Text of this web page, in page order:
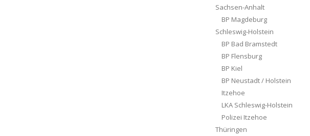
Sachsen-Anhalt
BP Magdeburg
Schleswig-Holstein
BP Bad Bramstedt
BP Flensburg
BP Kiel
BP Neustadt / Holstein
Itzehoe
LKA Schleswig-Holstein
Polizei Itzehoe
Thüringen